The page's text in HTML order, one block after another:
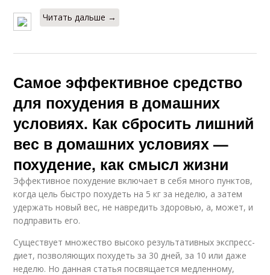
Читать дальше →
Самое эффективное средство
для похудения в домашних
условиях. Как сбросить лишний
вес в домашних условиях —
похудение, как смысл жизни
Эффективное похудение включает в себя много пунктов,
когда цель быстро похудеть на 5 кг за неделю, а затем
удержать новый вес, не навредить здоровью, а, может, и
подправить его.
Существует множество высоко результативных экспресс-
диет, позволяющих похудеть за 30 дней, за 10 или даже
неделю. Но данная статья посвящается медленному,